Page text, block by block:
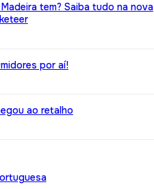
tem? Saiba tudo na nova
por aí!
ao retalho